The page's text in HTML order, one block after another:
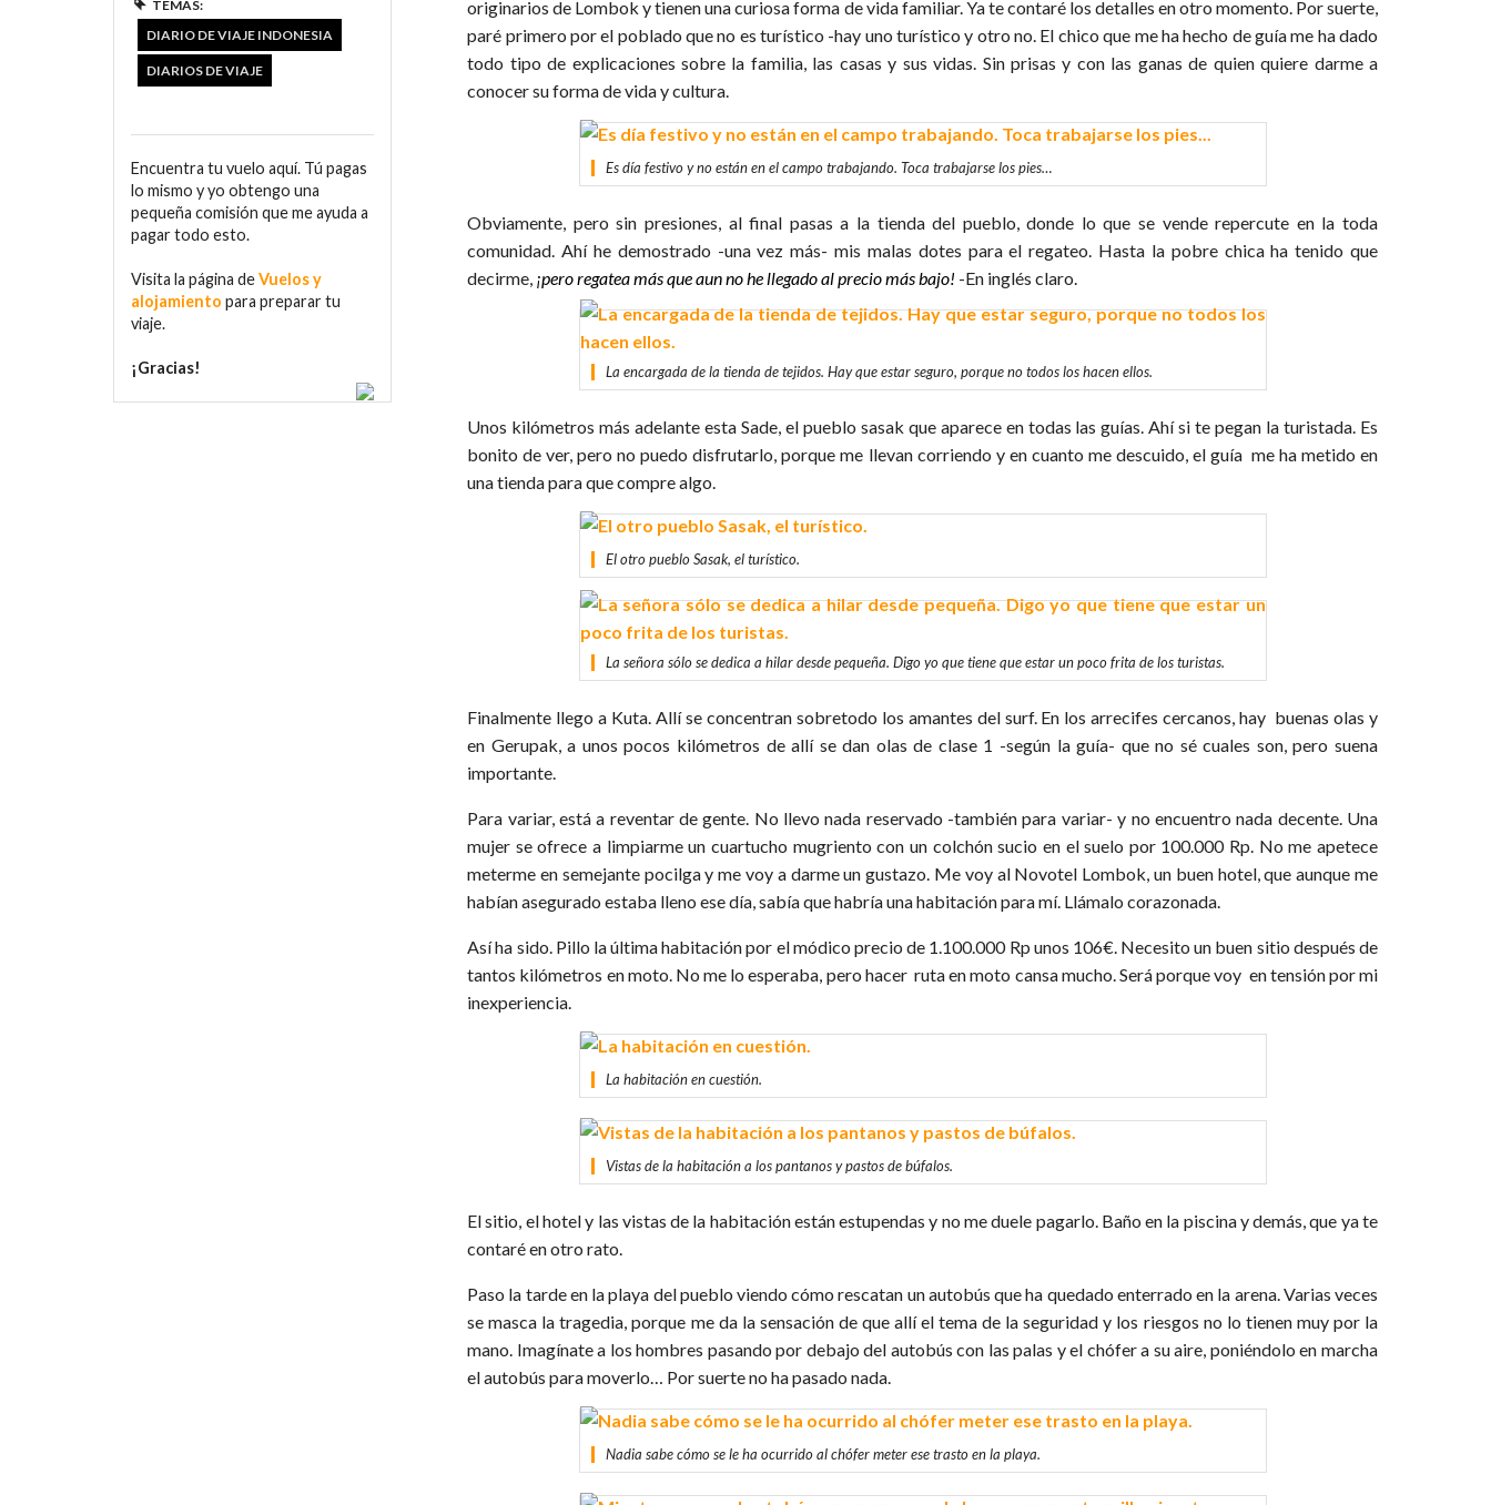
originarios de Lombok y tienen una curiosa forma de vida familiar. Ya te contaré los detalles en otro momento. Por suerte,
paré primero por el poblado que no es turístico -hay uno turístico y otro no. El chico que me ha hecho de guía me ha dado
todo tipo de explicaciones sobre la familia, las casas y sus vidas. Sin prisas y con las ganas de quien quiere darme a
conocer su forma de vida y cultura.
Es día festivo y no están en el campo trabajando. Toca trabajarse los pies…
Obviamente, pero sin presiones, al final pasas a la tienda del pueblo, donde lo que se vende repercute en la toda
comunidad. Ahí he demostrado -una vez más- mis malas dotes para el regateo. Hasta la pobre chica ha tenido que
decirme, ¡pero regatea más que aun no he llegado al precio más bajo! -En inglés claro.
La encargada de la tienda de tejidos. Hay que estar seguro, porque no todos los hacen ellos.
Unos kilómetros más adelante esta Sade, el pueblo sasak que aparece en todas las guías. Ahí si te pegan la turistada. Es
bonito de ver, pero no puedo disfrutarlo, porque me llevan corriendo y en cuanto me descuido, el guía me ha metido en
una tienda para que compre algo.
El otro pueblo Sasak, el turístico.
La señora sólo se dedica a hilar desde pequeña. Digo yo que tiene que estar un poco frita de los turistas.
Finalmente llego a Kuta. Allí se concentran sobretodo los amantes del surf. En los arrecifes cercanos, hay buenas olas y
en Gerupak, a unos pocos kilómetros de allí se dan olas de clase 1 -según la guía- que no sé cuales son, pero suena
importante.
Para variar, está a reventar de gente. No llevo nada reservado -también para variar- y no encuentro nada decente. Una
mujer se ofrece a limpiarme un cuartucho mugriento con un colchón sucio en el suelo por 100.000 Rp. No me apetece
meterme en semejante pocilga y me voy a darme un gustazo. Me voy al Novotel Lombok, un buen hotel, que aunque me
habían asegurado estaba lleno ese día, sabía que habría una habitación para mí. Llámalo corazonada.
Así ha sido. Pillo la última habitación por el módico precio de 1.100.000 Rp unos 106€. Necesito un buen sitio después de
tantos kilómetros en moto. No me lo esperaba, pero hacer ruta en moto cansa mucho. Será porque voy en tensión por mi
inexperiencia.
La habitación en cuestión.
Vistas de la habitación a los pantanos y pastos de búfalos.
El sitio, el hotel y las vistas de la habitación están estupendas y no me duele pagarlo. Baño en la piscina y demás, que ya te
contaré en otro rato.
Paso la tarde en la playa del pueblo viendo cómo rescatan un autobús que ha quedado enterrado en la arena. Varias veces
se masca la tragedia, porque me da la sensación de que allí el tema de la seguridad y los riesgos no lo tienen muy por la
mano. Imagínate a los hombres pasando por debajo del autobús con las palas y el chófer a su aire, poniéndolo en marcha
el autobús para moverlo… Por suerte no ha pasado nada.
Nadia sabe cómo se le ha ocurrido al chófer meter ese trasto en la playa.
TEMAS:
DIARIO DE VIAJE INDONESIA
DIARIOS DE VIAJE
Encuentra tu vuelo aquí. Tú pagas
lo mismo y yo obtengo una
pequeña comisión que me ayuda a
pagar todo esto.
Visita la página deVuelos y
alojamiento para preparar tu
viaje.
¡Gracias!